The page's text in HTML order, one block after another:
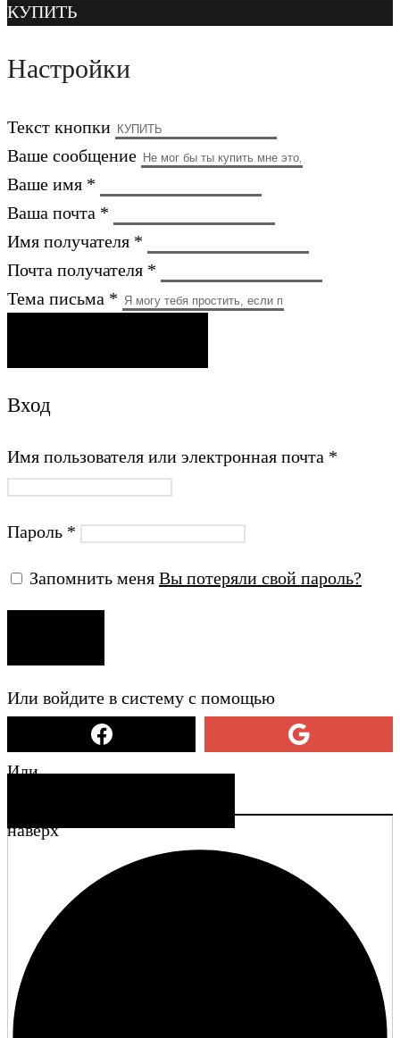
КУПИТЬ
Настройки
Текст кнопки
Ваше сообщение
Ваше имя *
Ваша почта *
Имя получателя *
Почта получателя *
Тема письма *
Вход
Имя пользователя или электронная почта *
Пароль *
Запомнить меня Вы потеряли свой пароль?
Или войдите в систему с помощью
Или
наверх